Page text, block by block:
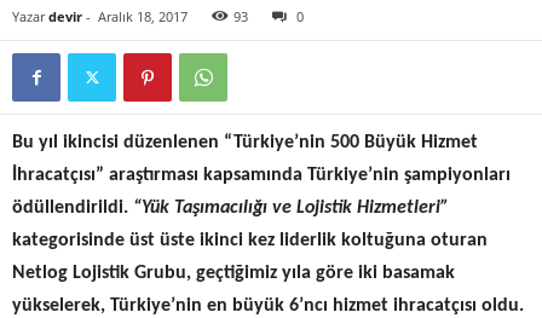
Yazar devir - Aralık 18, 2017 93 0
Bu yıl ikincisi düzenlenen “Türkiye’nin 500 Büyük Hizmet
İhracatçısı” araştırması kapsamında Türkiye’nin şampiyonları
ödüllendirildi. “Yük Taşımacılığı ve Lojistik Hizmetleri”
kategorisinde üst üste ikinci kez liderlik koltuğuna oturan
Netlog Lojistik Grubu, geçtiğimiz yıla göre iki basamak
yükselerek, Türkiye’nin en büyük 6’ncı hizmet ihracatçısı oldu.